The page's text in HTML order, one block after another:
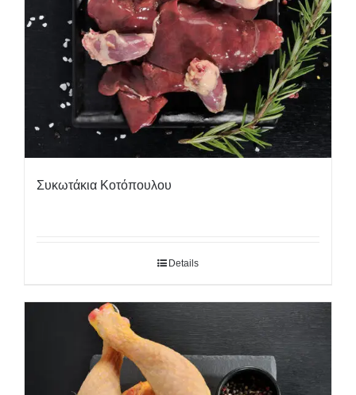
Συκωτάκια Κοτόπουλου
Details